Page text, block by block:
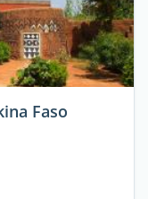
Faso